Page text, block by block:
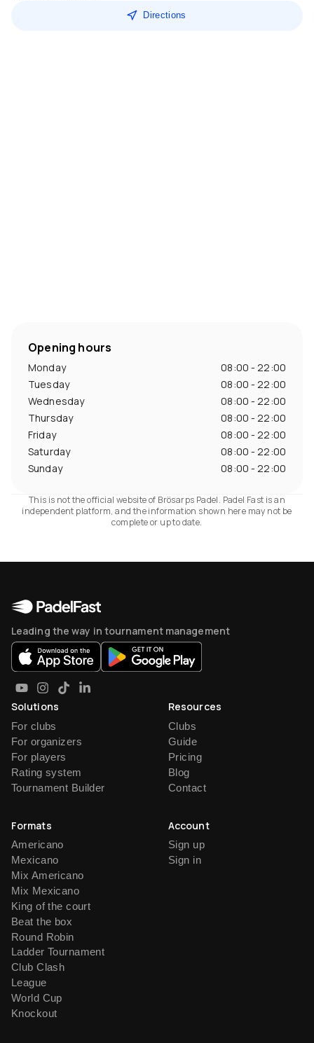
Directions
Opening hours
Monday
08:00 - 22:00
Tuesday
08:00 - 22:00
Wednesday
08:00 - 22:00
Thursday
08:00 - 22:00
Friday
08:00 - 22:00
Saturday
08:00 - 22:00
Sunday
08:00 - 22:00
This is not the official website of Brösarps Padel. Padel Fast is an
independent platform, and the information shown here may not be
complete or up to date.
Leading the way in tournament management
Solutions
For clubs
For organizers
For players
Rating system
Tournament Builder
Resources
Clubs
Guide
Pricing
Blog
Contact
Formats
Americano
Mexicano
Mix Americano
Mix Mexicano
King of the court
Beat the box
Round Robin
Ladder Tournament
Club Clash
League
World Cup
Knockout
Account
Sign up
Sign in